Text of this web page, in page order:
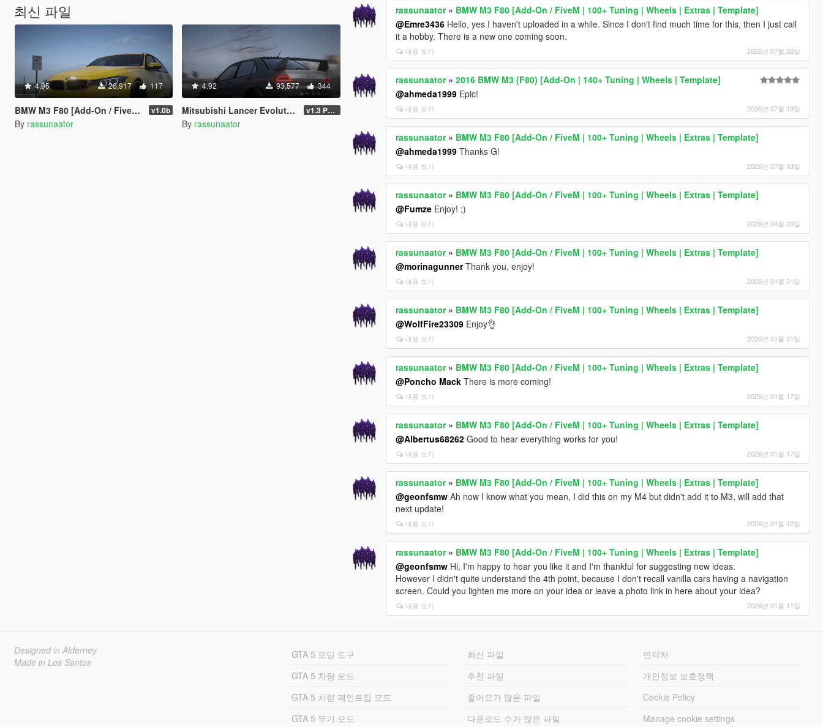
최신 파일
4.95 26,917 117
BMW M3 F80 [Add-On / FiveM | 100+ Tuning | Wheels | Extras | Template] v1.0b
By rassunaator
4.92 93,577 344
Mitsubishi Lancer Evolution IX Voltex [Add-On | FiveM | Extras | Template] v1.3 Patch
By rassunaator
rassunaator» BMW M3 F80 [Add-On / FiveM | 100+ Tuning | Wheels | Extras | Template]
@Emre3436 Hello, yes I haven't uploaded in a while. Since I don't find much time for this, then I just call
it a hobby. There is a new one coming soon.
내용 보기 2026년 07월 26일
rassunaator»2016 BMW M3 (F80) [Add-On | 140+ Tuning | Wheels | Template]
@ahmeda1999 Epic!
내용 보기 2026년 07월 13일
rassunaator» BMW M3 F80 [Add-On / FiveM | 100+ Tuning | Wheels | Extras | Template]
@ahmeda1999 Thanks G!
내용 보기 2026년 07월 13일
rassunaator» BMW M3 F80 [Add-On / FiveM | 100+ Tuning | Wheels | Extras | Template]
@Fumze Enjoy! ;)
내용 보기 2026년 04월 20일
rassunaator» BMW M3 F80 [Add-On / FiveM | 100+ Tuning | Wheels | Extras | Template]
@morinagunnerThank you, enjoy!
내용 보기 2026년 01월 31일
rassunaator» BMW M3 F80 [Add-On / FiveM | 100+ Tuning | Wheels | Extras | Template]
@WolfFire23309 Enjoy👌
내용 보기 2026년 01월 31일
rassunaator» BMW M3 F80 [Add-On / FiveM | 100+ Tuning | Wheels | Extras | Template]
@Poncho Mack There is more coming!
내용 보기 2026년 01월 17일
rassunaator» BMW M3 F80 [Add-On / FiveM | 100+ Tuning | Wheels | Extras | Template]
@Albertus68262 Good to hear everything works for you!
내용 보기 2026년 01월 17일
rassunaator» BMW M3 F80 [Add-On / FiveM | 100+ Tuning | Wheels | Extras | Template]
@geonfsmw Ah now I know what you mean, I did this on my M4 but didn't add it to M3, will add that
next update!
내용 보기 2026년 01월 12일
rassunaator» BMW M3 F80 [Add-On / FiveM | 100+ Tuning | Wheels | Extras | Template]
@geonfsmw Hi, I'm happy to hear you like it and I'm thankful for suggesting new ideas.
However I didn't quite understand the 4th point, because I don't recall vanilla cars having a navigation
screen. Could you lighten me more on your idea or leave a photo link in here about your idea?
내용 보기 2026년 01월 11일
Designed in Alderney
Made in Los Santos
GTA 5 모딩 도구
GTA 5 차량 모드
GTA 5 차량 페인트잡 모드
GTA 5 무기 모드
최신 파일
추천 파일
좋아요가 많은 파일
다운로드 수가 많은 파일
연락처
개인정보 보호정책
Cookie Policy
Manage cookie settings